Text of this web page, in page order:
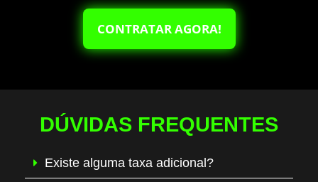
CONTRATAR AGORA!
DÚVIDAS FREQUENTES
Existe alguma taxa adicional?